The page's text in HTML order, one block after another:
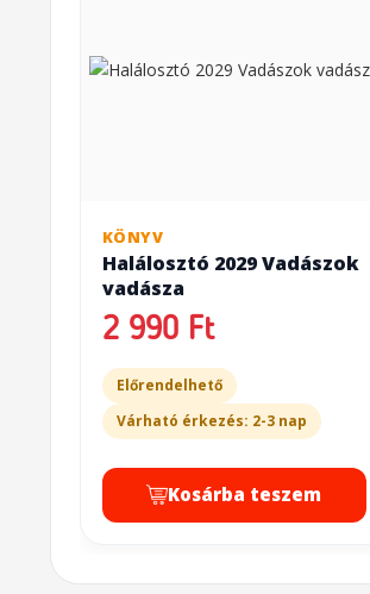
KÖNYV
Halálosztó 2029 Vadászok
vadásza
2 990 Ft
Előrendelhető
Várható érkezés: 2-3 nap
Kosárba teszem